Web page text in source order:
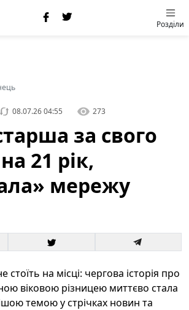
Розділи
08.07.26 04:55 273
за свого
21 рік,
мережу
стоїть на місці: чергова історія про
віковою різницею миттєво стала
темою у стрічках новин та